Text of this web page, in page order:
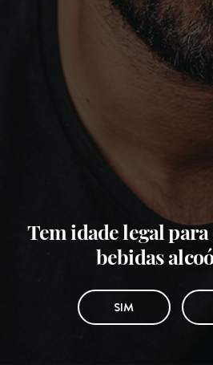
Tem idade legal
bebidas
SIM